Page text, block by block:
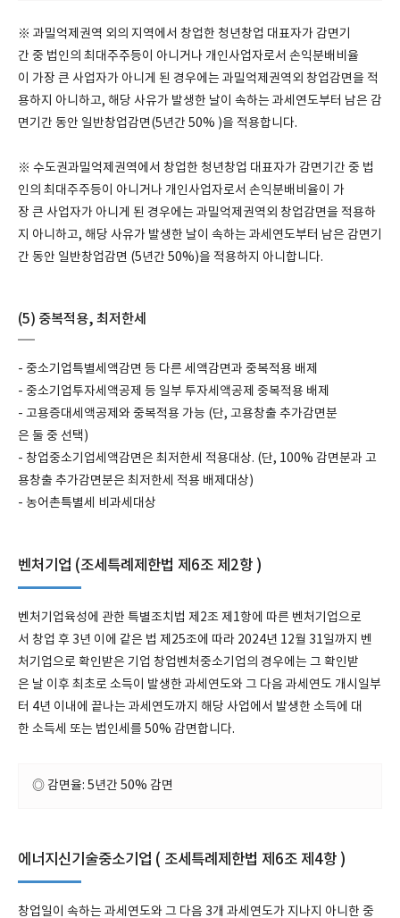
※ 과밀억제권역 외의 지역에서 창업한 청년창업 대표자가 감면기
간 중 법인의 최대주주등이 아니거나 개인사업자로서 손익분배비율
이 가장 큰 사업자가 아니게 된 경우에는 과밀억제권역외 창업감면을 적
용하지 아니하고, 해당 사유가 발생한 날이 속하는 과세연도부터 남은 감
면기간 동안 일반창업감면(5년간 50% )을 적용합니다.
※ 수도권과밀억제권역에서 창업한 청년창업 대표자가 감면기간 중 법
인의 최대주주등이 아니거나 개인사업자로서 손익분배비율이 가
장 큰 사업자가 아니게 된 경우에는 과밀억제권역외 창업감면을 적용하
지 아니하고, 해당 사유가 발생한 날이 속하는 과세연도부터 남은 감면기
간 동안 일반창업감면 (5년간 50%)을 적용하지 아니합니다.
(5) 중복적용, 최저한세
- 중소기업특별세액감면 등 다른 세액감면과 중복적용 배제
- 중소기업투자세액공제 등 일부 투자세액공제 중복적용 배제
- 고용증대세액공제와 중복적용 가능 (단, 고용창출 추가감면분
은 둘 중 선택)
- 창업중소기업세액감면은 최저한세 적용대상. (단, 100% 감면분과 고
용창출 추가감면분은 최저한세 적용 배제대상)
- 농어촌특별세 비과세대상
벤처기업 (조세특례제한법 제6조 제2항 )
벤처기업육성에 관한 특별조치법 제2조 제1항에 따른 벤처기업으로
서 창업 후 3년 이에 같은 법 제25조에 따라 2024년 12월 31일까지 벤
처기업으로 확인받은 기업 창업벤처중소기업의 경우에는 그 확인받
은 날 이후 최초로 소득이 발생한 과세연도와 그 다음 과세연도 개시일부
터 4년 이내에 끝나는 과세연도까지 해당 사업에서 발생한 소득에 대
한 소득세 또는 법인세를 50% 감면합니다.
◎ 감면율: 5년간 50% 감면
에너지신기술중소기업 ( 조세특례제한법 제6조 제4항 )
창업일이 속하는 과세연도와 그 다음 3개 과세연도가 지나지 아니한 중